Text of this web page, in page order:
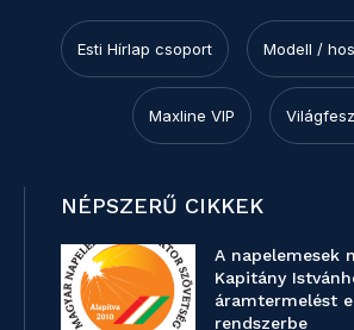
Esti Hírlap csoport Modell /
Maxline VIP
NÉPSZERŰ CIKKEK
A napelemesek
Kapitány
áramtermelést
rendszerbe